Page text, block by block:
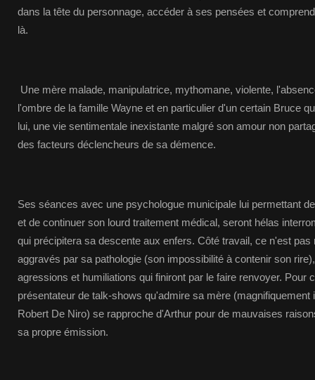
dans la tête du personnage, accéder à ses pensées et
là.
Une mère malade, manipulatrice, mythomane, violente,
l'ombre de la famille Wayne et en particulier d'un certain Bruce
lui, une vie sentimentale inexistante malgré son amour non
des facteurs déclencheurs de sa démence.
Ses séances avec une psychologue municipale lui permettant
et de continuer son lourd traitement médical, seront hélas
qui précipitera sa descente aux enfers. Côté travail, ce n'est
aggravés par sa pathologie (son impossibilité à contenir son
agressions et humiliations qui finiront par le faire renvoyer. Pour
présentateur de talk-shows qu'admire sa mère (magnifiquement
Robert De Niro) se rapproche d'Arthur pour de mauvaises
sa propre émission.